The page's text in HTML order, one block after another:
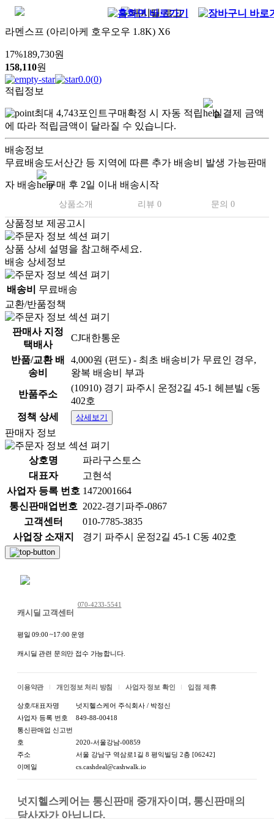
라멘스프 (아리아케 호우오우 1.8K) X6
17%189,730원
158,110원
0.0(0)
적립정보
최대 4,743포인트구매확정 시 자동 적립
실결제 금액
에 따라 적립금액이 달라질 수 있습니다.
배송정보
무료배송도서산간 등 지역에 따른 추가 배송비 발생 가능판매
자 배송 구매 후 2일 이내 배송시작
상품소개 리뷰 0 문의 0
- 라멘스프(아리아케 호우오우 1.8K)
로 판매하는 상품입니다-
상품정보 제공고시
상품 상세 설명을 참고해주세요.
배송 상세정보
배송비
무료배송
교환/반품정책
판매사 지정
택배사
CJ대한통운
반품/교환 배
송비
4,000원 (편도) - 최초 배송비가 무료인 경우,
왕복 배송비 부과
반품주소
(10910) 경기 파주시 운정2길 45-1 헤븐빌 c동
402호
정책 상세
상세보기
판매자 정보
상호명
파라구스토스
대표자
고현석
사업자 등록 번호 1472001664
통신판매업번호 2022-경기파주-0867
고객센터
010-7785-3835
사업장 소재지
경기 파주시 운정2길 45-1 C동 402호
캐시딜 고객센터
070-4233-5541
평일 09:00 ~17:00 운영
캐시딜 관련 문의만 접수 가능합니다.
이용약관 개인정보 처리 방침 사업자 정보 확인 입점 제휴
상호/대표자명
넛지헬스케어 주식회사 / 박정신
사업자 등록 번호
849-88-00418
통신판매업 신고번
호
2020-서울강남-00859
주소
서울 강남구 역삼로1길 8 평익빌딩 2층 [06242]
이메일
cs.cashdeal@cashwalk.io
넛지헬스케어는 통신판매 중개자이며, 통신판매의
당사자가 아닙니다.